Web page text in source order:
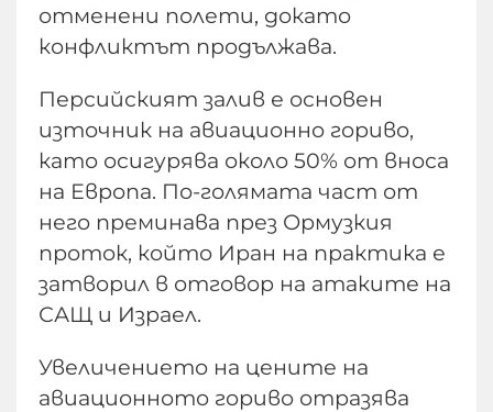
отменени полети, докато
конфликтът продължава.
Персийският залив е основен
източник на авиационно гориво,
като осигурява около 50% от вноса
на Европа. По-голямата част от
него преминава през Ормузкия
проток, който Иран на практика е
затворил в отговор на атаките на
САЩ и Израел.
Увеличението на цените на
авиационното гориво отразява